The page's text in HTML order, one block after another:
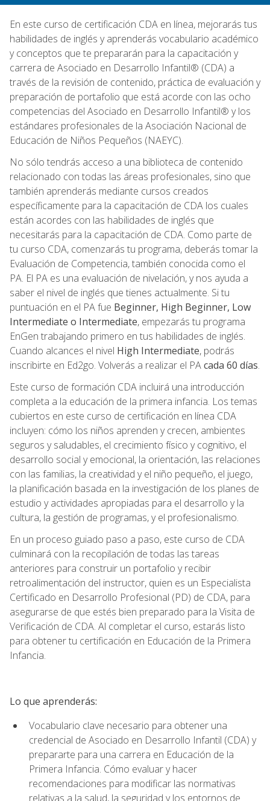
En este curso de certificación CDA en línea, mejorarás tus
habilidades de inglés y aprenderás vocabulario académico
y conceptos que te prepararán para la capacitación y
carrera de Asociado en Desarrollo Infantil® (CDA) a
través de la revisión de contenido, práctica de evaluación y
preparación de portafolio que está acorde con las ocho
competencias del Asociado en Desarrollo Infantil® y los
estándares profesionales de la Asociación Nacional de
Educación de Niños Pequeños (NAEYC).
No sólo tendrás acceso a una biblioteca de contenido
relacionado con todas las áreas profesionales, sino que
también aprenderás mediante cursos creados
específicamente para la capacitación de CDA los cuales
están acordes con las habilidades de inglés que
necesitarás para la capacitación de CDA. Como parte de
tu curso CDA, comenzarás tu programa, deberás tomar la
Evaluación de Competencia, también conocida como el
PA. El PA es una evaluación de nivelación, y nos ayuda a
saber el nivel de inglés que tienes actualmente. Si tu
puntuación en el PA fue Beginner, High Beginner, Low
Intermediate o Intermediate, empezarás tu programa
EnGen trabajando primero en tus habilidades de inglés.
Cuando alcances el nivel High Intermediate, podrás
inscribirte en Ed2go. Volverás a realizar el PAcada 60 días.
Este curso de formación CDA incluirá una introducción
completa a la educación de la primera infancia. Los temas
cubiertos en este curso de certificación en línea CDA
incluyen: cómo los niños aprenden y crecen, ambientes
seguros y saludables, el crecimiento físico y cognitivo, el
desarrollo social y emocional, la orientación, las relaciones
con las familias, la creatividad y el niño pequeño, el juego,
la planificación basada en la investigación de los planes de
estudio y actividades apropiadas para el desarrollo y la
cultura, la gestión de programas, y el profesionalismo.
En un proceso guiado paso a paso, este curso de CDA
culminará con la recopilación de todas las tareas
anteriores para construir un portafolio y recibir
retroalimentación del instructor, quien es un Especialista
Certificado en Desarrollo Profesional (PD) de CDA, para
asegurarse de que estés bien preparado para la Visita de
Verificación de CDA. Al completar el curso, estarás listo
para obtener tu certificación en Educación de la Primera
Infancia.
Lo que aprenderás:
Vocabulario clave necesario para obtener una
credencial de Asociado en Desarrollo Infantil (CDA) y
prepararte para una carrera en Educación de la
Primera Infancia. Cómo evaluar y hacer
recomendaciones para modificar las normativas
relativas a la salud, la seguridad y los entornos de